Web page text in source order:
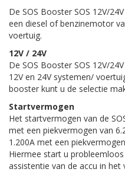
De SOS Booster SOS 12V/
een diesel of benzinemotor
voertuig.
12V / 24V
De SOS Booster SOS 12V/
12V en 24V systemen/
booster kunt u de selectie
Startvermogen
Het startvermogen van de
met een piekvermogen van
1.200A met een
Hiermee start u
assistentie van de accu in het